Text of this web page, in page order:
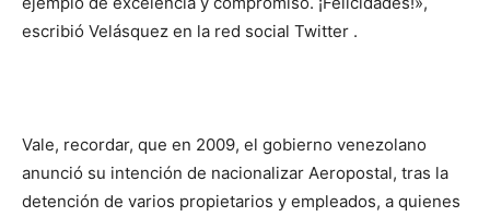
escribió Velásquez en la red social Twitter .
Vale, recordar, que en 2009, el gobierno venezolano
anunció su intención de nacionalizar Aeropostal, tras la
detención de varios propietarios y empleados, a quienes